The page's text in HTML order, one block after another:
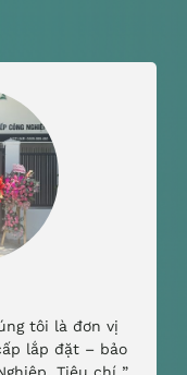
tôi là đơn vị
lắp đặt – bảo